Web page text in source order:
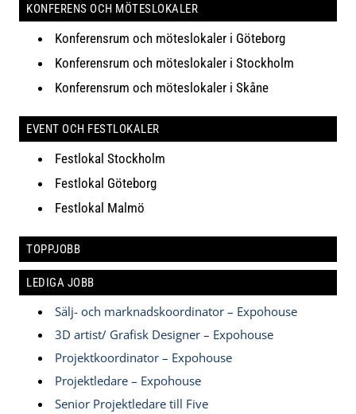
KONFERENS OCH MÖTESLOKALER
Konferensrum och möteslokaler i Göteborg
Konferensrum och möteslokaler i Stockholm
Konferensrum och möteslokaler i Skåne
EVENT OCH FESTLOKALER
Festlokal Stockholm
Festlokal Göteborg
Festlokal Malmö
TOPPJOBB
LEDIGA JOBB
Sälj- och marknadskoordinator – Expohouse
3D artist/ Grafisk Designer – Expohouse
Projektkoordinator – Expohouse
Projektledare – Expohouse
Senior Projektledare till Five